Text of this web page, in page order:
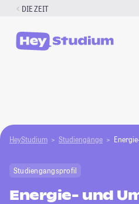
Zum
springen
DIE ZEIT
HeyStudium Studiengänge
Studiengangsprofil
Energie- und